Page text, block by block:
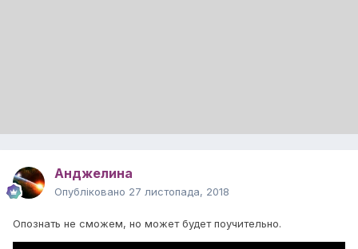
Анджелина
Опубліковано 27 листопада, 2018
Опознать не сможем, но может будет поучительно.